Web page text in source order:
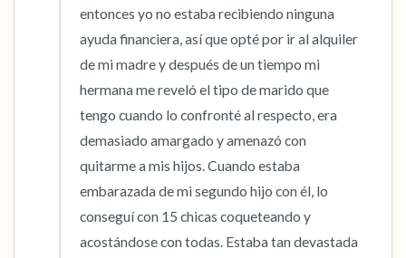
entonces yo no estaba recibiendo ninguna
ayuda financiera, así que opté por ir al alquiler
de mi madre y después de un tiempo mi
hermana me reveló el tipo de marido que
tengo cuando lo confronté al respecto, era
demasiado amargado y amenazó con
quitarme a mis hijos. Cuando estaba
embarazada de mi segundo hijo con él, lo
conseguí con 15 chicas coqueteando y
acostándose con todas. Estaba tan devastada